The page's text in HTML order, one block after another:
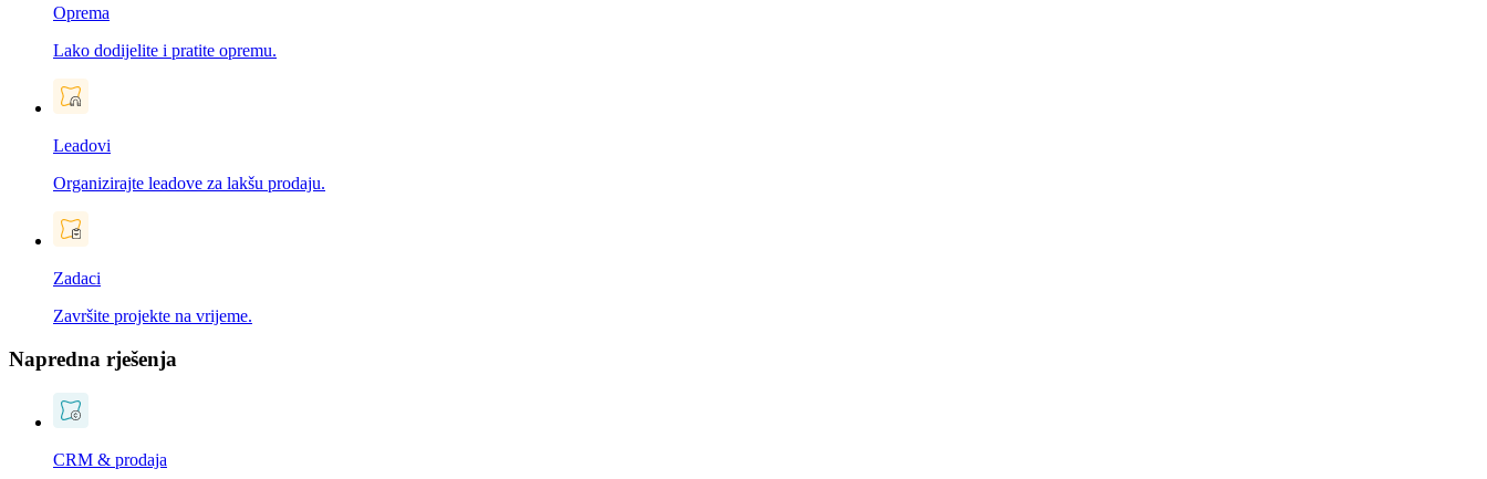
Oprema
Lako dodijelite i pratite opremu.
Leadovi
Organizirajte leadove za lakšu prodaju.
Zadaci
Završite projekte na vrijeme.
Napredna rješenja
CRM & prodaja